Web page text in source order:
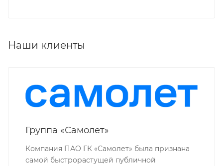
Наши клиенты
Группа «Самолет»
Компания ПАО ГК «Самолет» была признана
самой быстрорастущей публичной